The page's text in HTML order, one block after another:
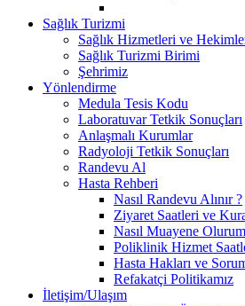
Sağlık Turizmi
Sağlık Hizmetleri ve
Sağlık Turizmi Birimi
Şehrimiz
Yönlendirme
Medula Tesis Kodu
Laboratuvar Tetkik Sonuçları
Anlaşmalı Kurumlar
Radyoloji Tetkik Sonuçları
Randevu Al
Hasta Rehberi
Nasıl Randevu Alınır ?
Ziyaret Saatleri ve
Nasıl Muayene
Poliklinik Hizmet
Hasta Hakları ve
Refakatçi Politikamız
İletişim/Ulaşım